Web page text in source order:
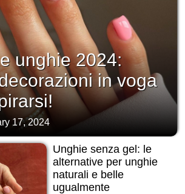
unghie 2024:
in voga
17, 2024
Unghie senza gel: le
alternative per unghie
naturali e belle
ugualmente